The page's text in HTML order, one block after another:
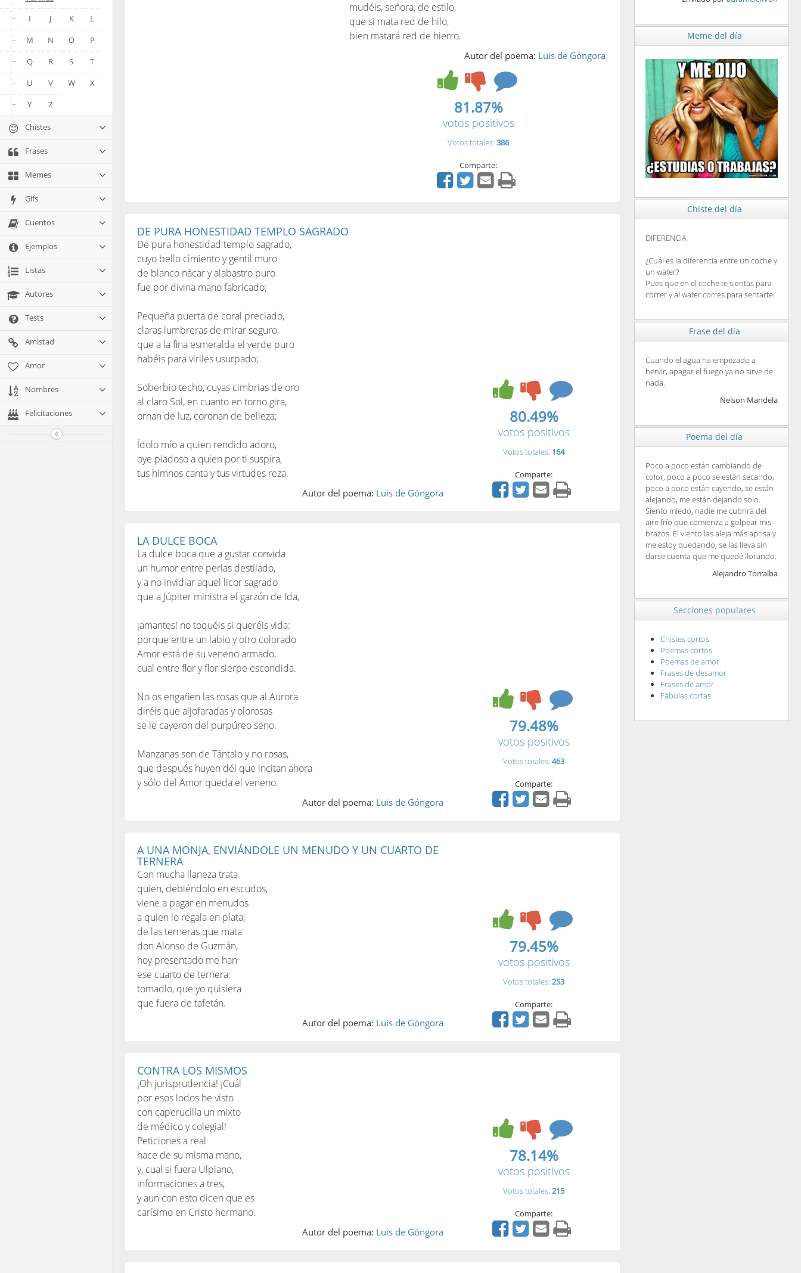
I
J K
L
M
N O
P
Q
R S
T
U
V W
X
Y
Z
Chistes
Frases
Memes
Gifs
Cuentos
Ejemplos
Listas
Autores
Tests
Amistad
Amor
Nombres
Felicitaciones
mudéis, señora, de estilo,
que si mata red de hilo,
bien matará red de hierro.
Autor del poema: Luis de Góngora
81.87%
votos positivos
Votos totales:386
Comparte:
DE PURA HONESTIDAD TEMPLO SAGRADO
De pura honestidad templo sagrado,
cuyo bello cimiento y gentil muro
de blanco nácar y alabastro puro
fue por divina mano fabricado;
Pequeña puerta de coral preciado,
claras lumbreras de mirar seguro,
que a la fina esmeralda el verde puro
habéis para viriles usurpado;
Soberbio techo, cuyas cimbrias de oro
al claro Sol, en cuanto en torno gira,
ornan de luz, coronan de belleza;
Ídolo mío a quien rendido adoro,
oye piadoso a quien por ti suspira,
tus himnos canta y tus virtudes reza.
Autor del poema: Luis de Góngora
80.49%
votos positivos
Votos totales: 164
Comparte:
LA DULCE BOCA
La dulce boca que a gustar convida
un humor entre perlas destilado,
y a no invidiar aquel licor sagrado
que a Júpiter ministra el garzón de Ida,
¡amantes! no toquéis si queréis vida:
porque entre un labio y otro colorado
Amor está de su veneno armado,
cual entre flor y flor sierpe escondida.
No os engañen las rosas que al Aurora
diréis que aljofaradas y olorosas
se le cayeron del purpúreo seno.
Manzanas son de Tántalo y no rosas,
que después huyen dél que incitan ahora
y sólo del Amor queda el veneno.
Autor del poema: Luis de Góngora
79.48%
votos positivos
Votos totales: 463
Comparte:
A UNA MONJA, ENVIÁNDOLE UN MENUDO Y UN CUARTO DE
TERNERA
Con mucha llaneza trata
quien, debiéndolo en escudos,
viene a pagar en menudos
a quien lo regala en plata;
de las terneras que mata
don Alonso de Guzmán,
hoy presentado me han
ese cuarto de ternera:
tomadlo, que yo quisiera
que fuera de tafetán.
Autor del poema: Luis de Góngora
79.45%
votos positivos
Votos totales: 253
Comparte:
CONTRA LOS MISMOS
¡Oh jurisprudencia! ¡Cuál
por esos lodos he visto
con caperucilla un mixto
de médico y colegial!
Peticiones a real
hace de su misma mano,
y, cual si fuera Ulpïano,
informaciones a tres,
y aun con esto dicen que es
carísimo en Cristo hermano.
Autor del poema: Luis de Góngora
78.14%
votos positivos
Votos totales: 215
Comparte:
Meme del día
Chiste del día
DIFERENCIA
¿Cuál es la diferencia entre un coche y
un water?
Pues que en el coche te sientas para
correr y al water corres para sentarte.
Frase del día
Cuando el agua ha empezado a
hervir, apagar el fuego ya no sirve de
nada.
Nelson Mandela
Poema del día
Poco a poco están cambiando de
color, poco a poco se están secando,
poco a poco están cayendo, se están
alejando, me están dejando solo.
Siento miedo, nadie me cubrirá del
aire frío que comienza a golpear mis
brazos. El viento las aleja más aprisa y
me estoy quedando, se las lleva sin
darse cuenta que me quedé llorando.
Alejandro Torralba
Secciones populares
Chistes cortos
Poemas cortos
Poemas de amor
Frases de desamor
Frases de amor
Fábulas cortas